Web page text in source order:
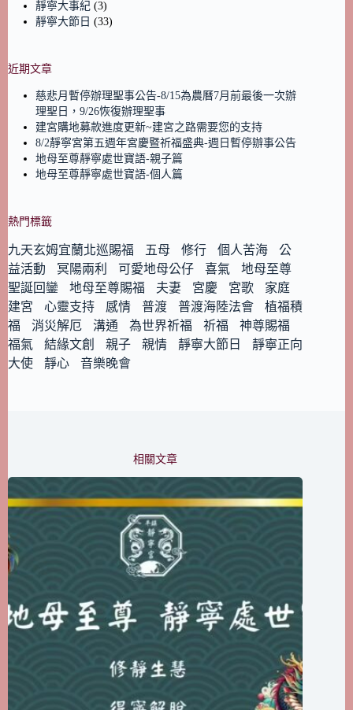
靜寧大事紀 (3)
靜寧大節日 (33)
近期文章
慈悲月暫停辦理聖事公告-8/15為農曆7月前最後一次辦
理聖日，9/26恢復辦理聖事
建宮購地募款進度更新~建宮之路需要您的支持
8/2靜寧宮第五週年宮慶暨祈福盛典-週日暫停辦事公告
地母至尊靜寧處世寶語-親子篇
地母至尊靜寧處世寶語-個人篇
熱門標籤
九天玄姆宜蘭北巡賜福 五母 修行 個人苦海
公
益活動
冥陽兩利 可愛地母公仔 喜氣
地母至尊
聖誕回鑾
地母至尊賜福 夫妻 宮慶 宮歌
家庭
建宮
心靈支持 感情 普渡 普渡海陸法會
植福積
福
消災解厄 溝通 為世界祈福 祈福
神尊賜福
福氣
結緣文創 親子 親情 靜寧大節日
靜寧正向
大使
靜心 音樂晚會
相關文章